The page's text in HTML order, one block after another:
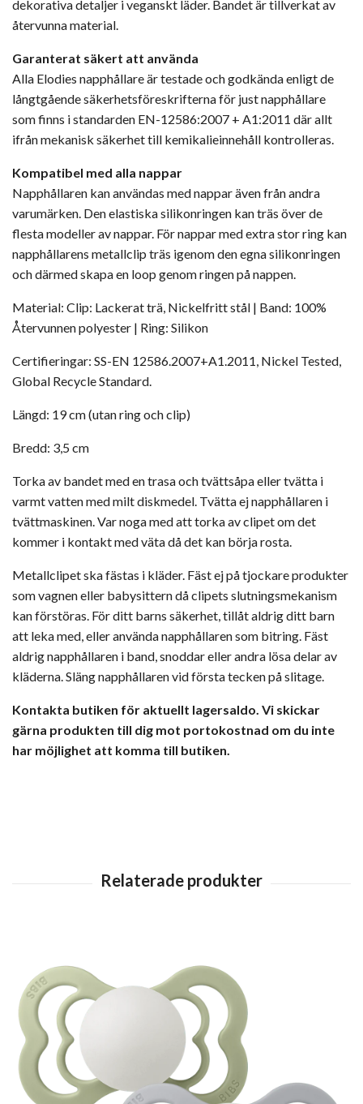
dekorativa detaljer i veganskt läder. Bandet är tillverkat av
återvunna material.
Garanterat säkert att använda
Alla Elodies napphållare är testade och godkända enligt de
långtgående säkerhetsföreskrifterna för just napphållare
som finns i standarden EN-12586:2007 + A1:2011 där allt
ifrån mekanisk säkerhet till kemikalieinnehåll kontrolleras.
Kompatibel med alla nappar
Napphållaren kan användas med nappar även från andra
varumärken. Den elastiska silikonringen kan träs över de
flesta modeller av nappar. För nappar med extra stor ring kan
napphållarens metallclip träs igenom den egna silikonringen
och därmed skapa en loop genom ringen på nappen.
Material: Clip: Lackerat trä, Nickelfritt stål | Band: 100%
Återvunnen polyester | Ring: Silikon
Certifieringar: SS-EN 12586.2007+A1.2011, Nickel Tested,
Global Recycle Standard.
Längd: 19 cm (utan ring och clip)
Bredd: 3,5 cm
Torka av bandet med en trasa och tvättsåpa eller tvätta i
varmt vatten med milt diskmedel. Tvätta ej napphållaren i
tvättmaskinen. Var noga med att torka av clipet om det
kommer i kontakt med väta då det kan börja rosta.
Metallclipet ska fästas i kläder. Fäst ej på tjockare produkter
som vagnen eller babysittern då clipets slutningsmekanism
kan förstöras. För ditt barns säkerhet, tillåt aldrig ditt barn
att leka med, eller använda napphållaren som bitring. Fäst
aldrig napphållaren i band, snoddar eller andra lösa delar av
kläderna. Släng napphållaren vid första tecken på slitage.
Kontakta butiken för aktuellt lagersaldo. Vi skickar
gärna produkten till dig mot portokostnad om du inte
har möjlighet att komma till butiken.